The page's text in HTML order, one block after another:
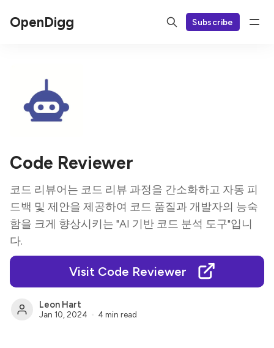
OpenDigg Subscribe
Code Reviewer
코드 리뷰어는 코드 리뷰 과정을 간소화하고 자동 피
드백 및 제안을 제공하여 코드 품질과 개발자의 능숙
함을 크게 향상시키는 "AI 기반 코드 분석 도구"입니
다.
Visit Code Reviewer
Leon Hart
Jan 10, 2024 4 min read